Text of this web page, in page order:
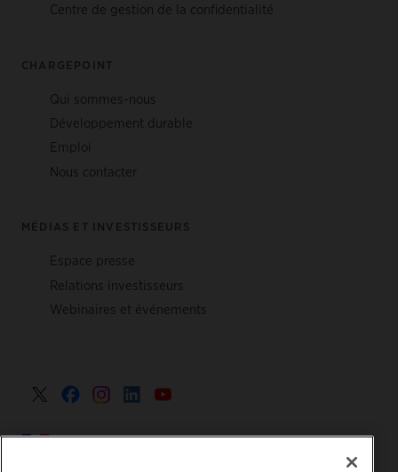
Centre de gestion de la confidentialité
CHARGEPOINT
Qui sommes-nous
Développement durable
Emploi
Nous contacter
MÉDIAS ET INVESTISSEURS
Espace presse
Relations investisseurs
Webinaires et événements
France >